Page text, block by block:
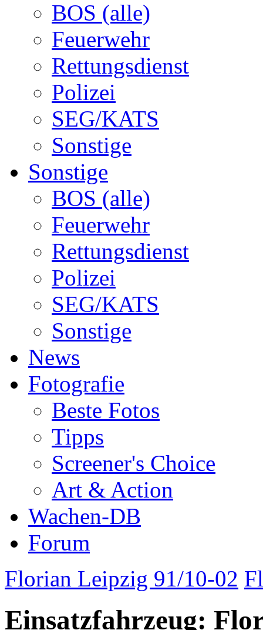
BOS (alle)
Feuerwehr
Rettungsdienst
Polizei
SEG/KATS
Sonstige
Sonstige
BOS (alle)
Feuerwehr
Rettungsdienst
Polizei
SEG/KATS
Sonstige
News
Fotografie
Beste Fotos
Tipps
Screener's Choice
Art & Action
Wachen-DB
Forum
Florian Leipzig 91/10-02
Einsatzfahrzeug: